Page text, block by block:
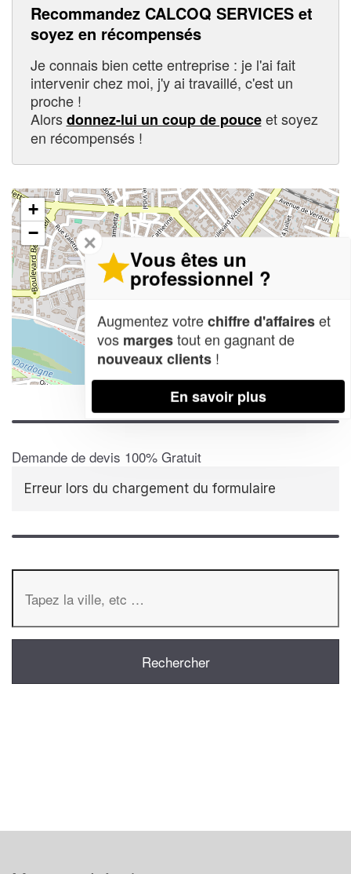
Recommandez CALCOQ SERVICES et
soyez en récompensés
Je connais bien cette entreprise : je l'ai fait
intervenir chez moi, j'y ai travaillé, c'est un
proche !
Alorsdonnez-lui un coup de pouceet soyez
en récompensés !
+
−
Leaflet| Map data ©OpenStreetMap contributors,CC-BY-SA
Demande de devis 100% Gratuit
Erreur lors du chargement du formulaire
✕
Vous êtes un
professionnel ?
Augmentez votrechiffre d'affaireset
vos margestout en gagnant de
nouveaux clients !
En savoir plus